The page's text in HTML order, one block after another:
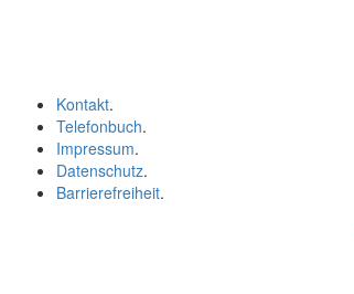
Kontakt.
Telefonbuch.
Impressum.
Datenschutz.
Barrierefreiheit.